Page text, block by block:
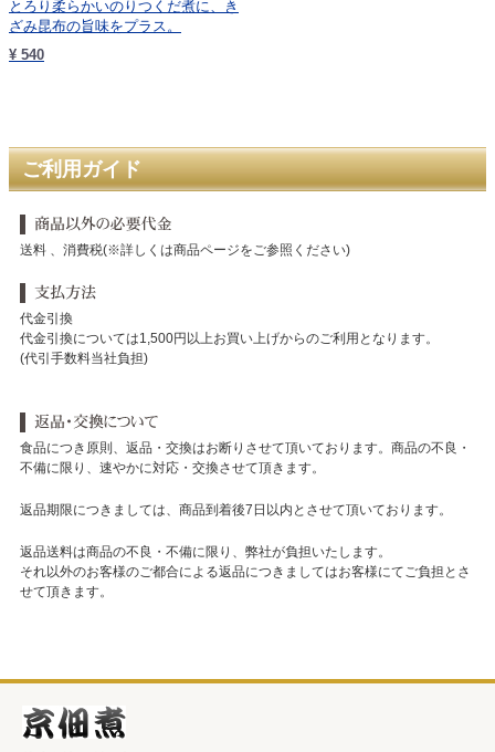
とろり柔らかいのりつくだ煮に、き
ざみ昆布の旨味をプラス。
¥ 540
ご利用ガイド
送料 、消費税(※詳しくは商品ページをご参照ください)
代金引換
代金引換については1,500円以上お買い上げからのご利用となります。
(代引手数料当社負担)
食品につき原則、返品・交換はお断りさせて頂いております。商品の不良・
不備に限り、速やかに対応・交換させて頂きます。
返品期限につきましては、商品到着後7日以内とさせて頂いております。
返品送料は商品の不良・不備に限り、弊社が負担いたします。
それ以外のお客様のご都合による返品につきましてはお客様にてご負担とさ
せて頂きます。